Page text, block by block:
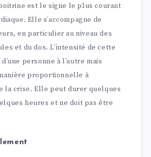
est le signe le plus courant
Elle s’accompagne de
en particulier au niveau des
et du dos. L’intensité de cette
personne à l’autre mais
proportionnelle à
la crise. Elle peut durer quelques
heures et ne doit pas être